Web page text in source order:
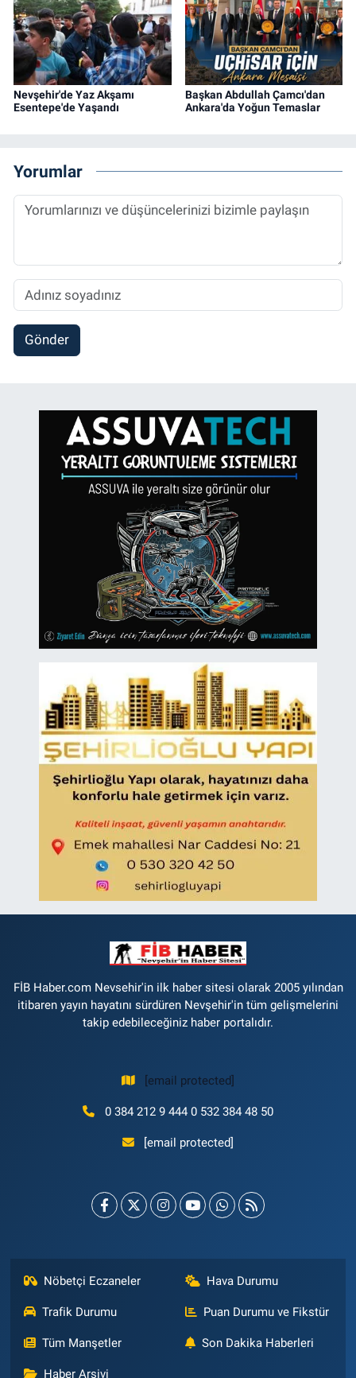
Nevşehir'de Yaz Akşamı
Esentepe'de Yaşandı
Başkan Abdullah Çamcı'dan
Ankara'da Yoğun Temaslar
Yorumlar
Gönder
FİB Haber.com Nevsehir'in ilk haber sitesi olarak 2005 yılından
itibaren yayın hayatını sürdüren Nevşehir'in tüm gelişmelerini
takip edebileceğiniz haber portalıdır.
[email protected]
0 384 212 9 444 0 532 384 48 50
[email protected]
Nöbetçi Eczaneler Hava Durumu
Trafik Durumu Puan Durumu ve Fikstür
Tüm Manşetler Son Dakika Haberleri
Haber Arşivi